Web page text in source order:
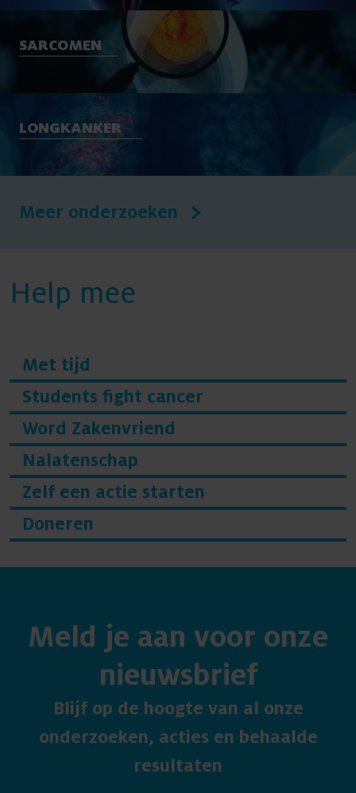
SARCOMEN
LONGKANKER
Meer onderzoeken
Help mee
Met tijd
Students fight cancer
Word Zakenvriend
Nalatenschap
Zelf een actie starten
Doneren
Meld je aan voor onze
nieuwsbrief
Blijf op de hoogte van al onze
onderzoeken, acties en behaalde
resultaten